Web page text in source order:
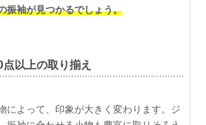
振袖が見つかるでしょう。
以上の取り揃え
によって、印象が大きく変わります。ジ